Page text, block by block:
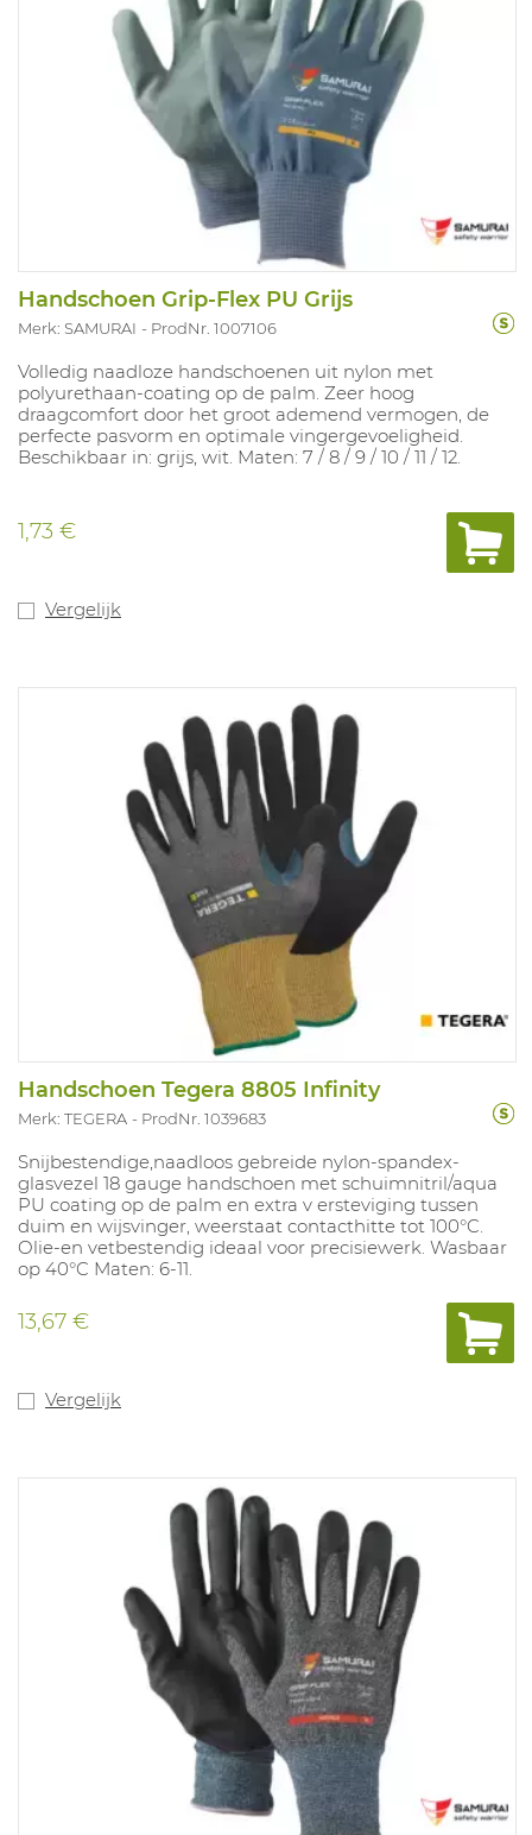
Handschoen Grip-Flex PU Grijs
Merk: SAMURAI ProdNr. 1007106
Volledig naadloze handschoenen uit nylon met
polyurethaan-coating op de palm. Zeer hoog
draagcomfort door het groot ademend vermogen, de
perfecte pasvorm en optimale vingergevoeligheid.
Beschikbaar in: grijs, wit. Maten: 7 / 8 / 9 / 10 / 11 / 12.
1,73 €
Vergelijk
Handschoen Tegera 8805 Infinity
Merk: TEGERA ProdNr. 1039683
Snijbestendige,naadloos gebreide nylon-spandex-
glasvezel 18 gauge handschoen met schuimnitril/aqua
PU coating op de palm en extra v ersteviging tussen
duim en wijsvinger, weerstaat contacthitte tot 100°C.
Olie-en vetbestendig ideaal voor precisiewerk. Wasbaar
op 40°C Maten: 6-11.
13,67 €
Vergelijk